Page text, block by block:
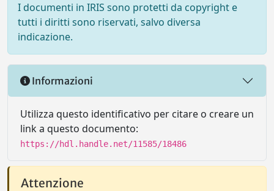
I documenti in IRIS sono protetti da copyright e
tutti i diritti sono riservati, salvo diversa
indicazione.
Informazioni
Utilizza questo identificativo per citare o creare un
link a questo documento:
https://hdl.handle.net/11585/18486
Attenzione